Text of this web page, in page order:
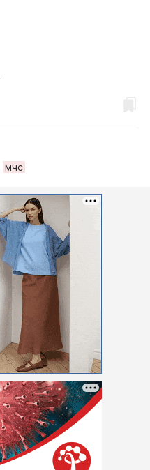
мчс